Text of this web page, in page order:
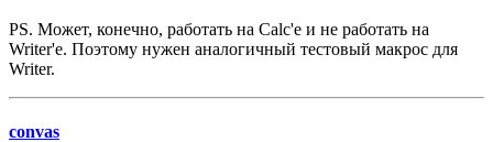
PS. Может, конечно, работать на Calc'е и не работать на
Writer'е. Поэтому нужен аналогичный тестовый макрос для
Writer.
convas